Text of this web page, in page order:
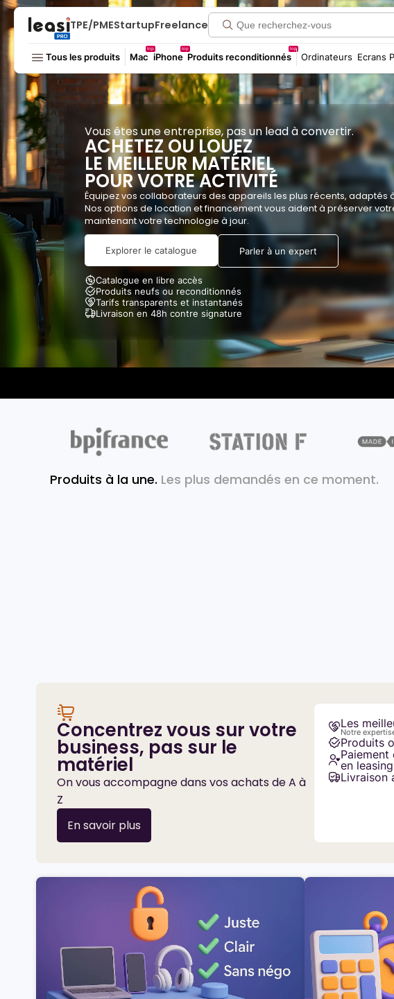
TPE/PMEStartupFreelance
Tous les produits Mac
top
iPhone
top
Produits reconditionnés
top
Ordinateurs Ecrans
Vous êtes une entreprise, pas un lead à convertir.
ACHETEZ OU LOUEZ
LE MEILLEUR MATÉRIEL
POUR VOTRE ACTIVITÉ
Équipez vos collaborateurs des appareils les plus récents, adaptés
Nos options de location et financement vous aident à préserver
maintenant votre technologie à jour.
Explorer le catalogue Parler à un expert
Catalogue en libre accès
Produits neufs ou reconditionnés
Tarifs transparents et instantanés
Livraison en 48h contre signature
Produits à la une. Les plus demandés en ce moment.
Concentrez vous sur votre
business, pas sur le
matériel
On vous accompagne dans vos achats de A à
Z
En savoir plus
Les
Notre
Produits
en
Livraison